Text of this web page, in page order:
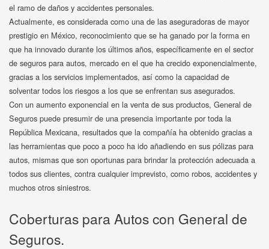
el ramo de daños y accidentes personales.
Actualmente, es considerada como una de las aseguradoras de mayor
prestigio en México, reconocimiento que se ha ganado por la forma en
que ha innovado durante los últimos años, específicamente en el sector
de seguros para autos, mercado en el que ha crecido exponencialmente,
gracias a los servicios implementados, así como la capacidad de
solventar todos los riesgos a los que se enfrentan sus asegurados.
Con un aumento exponencial en la venta de sus productos, General de
Seguros puede presumir de una presencia importante por toda la
República Mexicana, resultados que la compañía ha obtenido gracias a
las herramientas que poco a poco ha ido añadiendo en sus pólizas para
autos, mismas que son oportunas para brindar la protección adecuada a
todos sus clientes, contra cualquier imprevisto, como robos, accidentes y
muchos otros siniestros.
Coberturas para Autos con General de
Seguros.